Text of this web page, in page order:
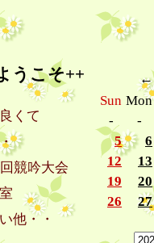
うこそ++
くて
競吟大会
他・・
←
Sun Mon
-
-
5
6
12
13
19
20
26
27